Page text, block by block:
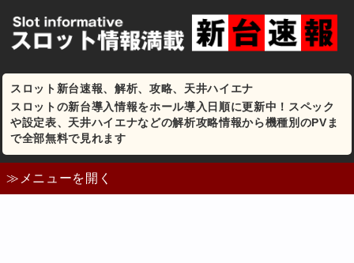
スロット新台速報、解析、攻略、天井ハイエナ
スロットの新台導入情報をホール導入日順に更新中！スペック
や設定表、天井ハイエナなどの解析攻略情報から機種別のPVま
で全部無料で見れます
≫メニューを開く